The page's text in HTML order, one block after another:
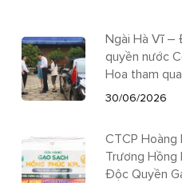
Ngài Hà Vĩ –
quyền nước
Hoa tham
30/06/2026
CTCP Hoàng
Trương Hồng
Độc Quyền